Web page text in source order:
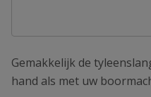
Gemakkelijk de
hand als met uw